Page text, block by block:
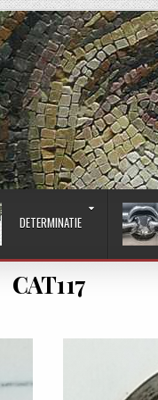
DETERMINATIE
CAT117